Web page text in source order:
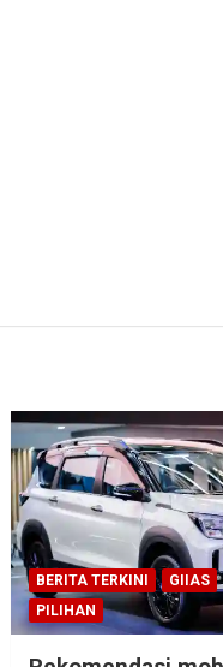
BERITA TERKINI GIIAS
PILIHAN